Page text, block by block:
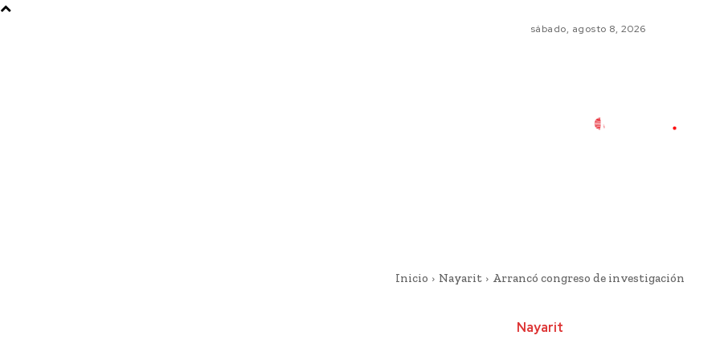
sábado, agosto 8, 2026
Inicio Nayarit Arrancó congreso de investigación
Nayarit